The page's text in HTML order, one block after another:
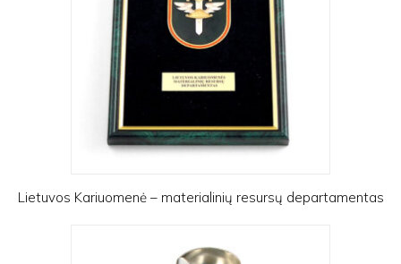
Lietuvos Kariuomenė – materialinių resursų departamentas